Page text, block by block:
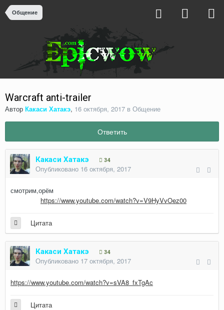
Общение
Warcraft anti-trailer
Автор Какаси Хатакэ, 16 октября, 2017 в Общение
Ответить
Какаси Хатакэ 34
Опубликовано 16 октября, 2017
смотрим,орём
https://www.youtube.com/watch?v=V9HyVvOez00
Цитата
Какаси Хатакэ 34
Опубликовано 17 октября, 2017
https://www.youtube.com/watch?v=sVA8_fxTgAc
Цитата